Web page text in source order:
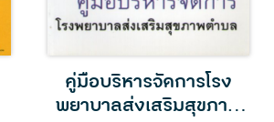
คู่มือบริหารจัดการโรง
พยาบาลส่งเสริมสุขภาพ